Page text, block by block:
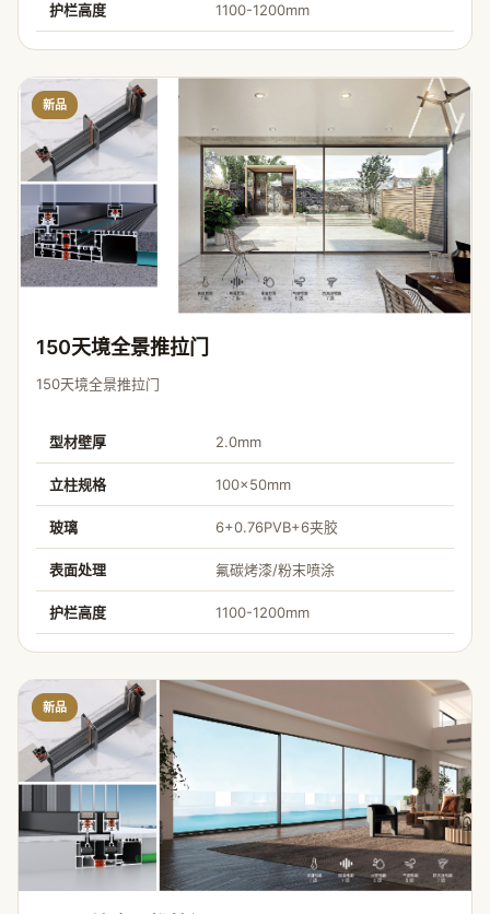
护栏高度 1100-1200mm
新品
150天境全景推拉门
150天境全景推拉门
型材壁厚 2.0mm
立柱规格 100×50mm
玻璃 6+0.76PVB+6夹胶
表面处理 氟碳烤漆/粉末喷涂
护栏高度 1100-1200mm
新品